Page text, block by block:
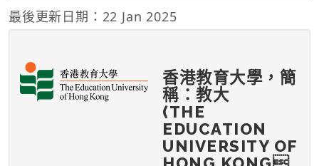
最後更新日期：22 Jan 2025
香港教育大學，簡
稱：教大
(THE
EDUCATION
UNIVERSITY OF